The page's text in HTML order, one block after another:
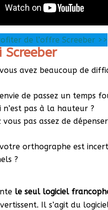
de l’offre Screeber >>
Screeber
avez beaucoup de
de passez un temps
pas à la hauteur ?
vous pas assez de
orthographe est
?
le seul logiciel
Il s’agit du